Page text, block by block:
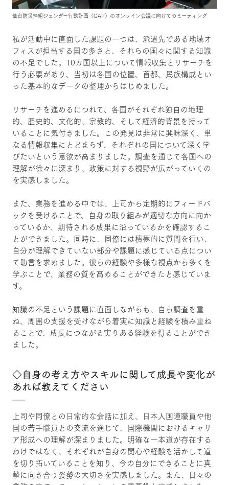
仙台防災枠組ジェンダー行動計画（GAP）のオンライン会議に向けてのミーティング
私が活動中に直面した課題の一つは、派遣先である地域オ
フィスが担当する国の多さと、それらの国々に関する知識
の不足でした。10カ国以上について情報収集とリサーチを
行う必要があり、当初は各国の位置、首都、民族構成とい
った基本的なデータの整理からはじめました。
リサーチを進めるにつれて、各国がそれぞれ独自の地理
的、歴史的、文化的、宗教的、そして経済的背景を持って
いることに気付きました。この発見は非常に興味深く、単
なる情報収集にとどまらず、それぞれの国について深く学
びたいという意欲が高まりました。調査を通じて各国への
理解が徐々に深まり、政策に対する視野が広がっていくの
を実感しました。
また、業務を進める中では、上司から定期的にフィードバ
ックを受けることで、自身の取り組みが適切な方向に向か
っているか、期待される成果に沿っているかを確認するこ
とができました。同時に、同僚には積極的に質問を行い、
自分が理解できていない部分や課題に感じている点につい
て助言を求めました。彼らの経験や多様な視点から多くを
学ぶことで、業務の質を高めることができたと感じていま
す。
知識の不足という課題に直面しながらも、自ら調査を重
ね、周囲の支援を受けながら着実に知識と経験を積み重ね
ることで、成長につながる実りある経験を得ることができ
ました。
◇自身の考え方やスキルに関して成長や変化が
あれば教えてください
上司や同僚との日常的な会話に加え、日本人国連職員や他
国の若手職員との交流を通じて、国際機関におけるキャリ
ア形成への理解が深まりました。明確な一本道が存在する
わけではなく、それぞれが自身の関心や経験を活かして道
を切り拓いていることを知り、今の自分にできることに真
摯に向き合う姿勢の大切さを実感しました。また、日々の